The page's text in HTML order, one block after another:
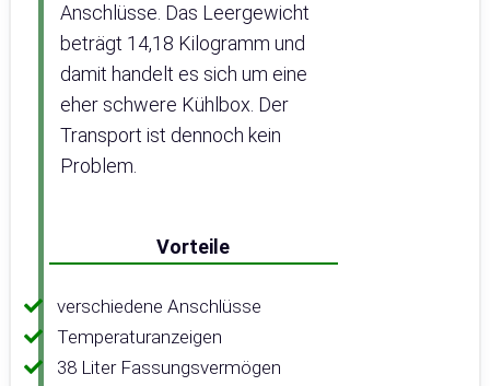
Anschlüsse. Das Leergewicht
beträgt 14,18 Kilogramm und
damit handelt es sich um eine
eher schwere Kühlbox. Der
Transport ist dennoch kein
Problem.
Vorteile
verschiedene Anschlüsse
Temperaturanzeigen
38 Liter Fassungsvermögen